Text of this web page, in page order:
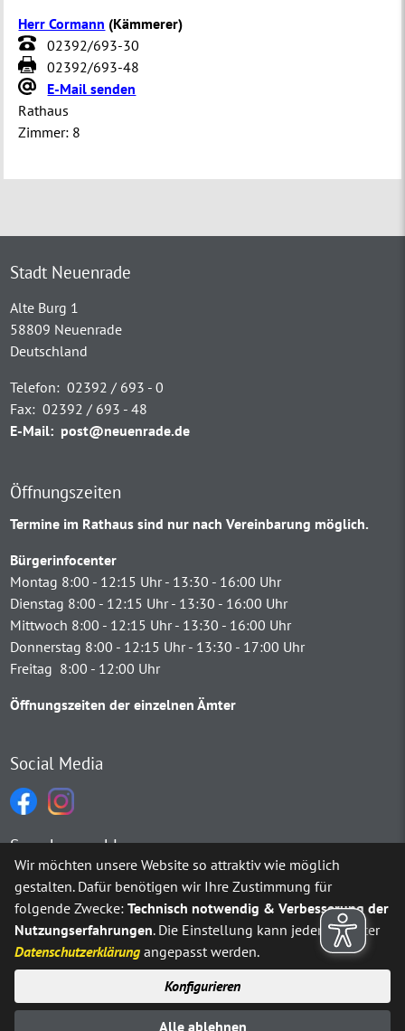
Herr Cormann (Kämmerer)
02392/693-30
02392/693-48
E-Mail senden
Rathaus
Zimmer: 8
Stadt Neuenrade
Alte Burg 1
58809 Neuenrade
Deutschland
Telefon: 02392 / 693 - 0
Fax: 02392 / 693 - 48
E-Mail: post@neuenrade.de
Öffnungszeiten
Termine im Rathaus sind nur nach Vereinbarung möglich.
Bürgerinfocenter
Montag 8:00 - 12:15 Uhr - 13:30 - 16:00 Uhr
Dienstag 8:00 - 12:15 Uhr - 13:30 - 16:00 Uhr
Mittwoch 8:00 - 12:15 Uhr - 13:30 - 16:00 Uhr
Donnerstag 8:00 - 12:15 Uhr - 13:30 - 17:00 Uhr
Freitag 8:00 - 12:00 Uhr
Öffnungszeiten der einzelnen Ämter
Social Media
Sprachauswahl
Möchten Sie vonGoogle Translate bereitgestellte externe
Ja Immer
Impressum Datenschutz
Wir möchten unsere Website so attraktiv wie möglich
gestalten. Dafür benötigen wir Ihre Zustimmung für
folgende Zwecke:Technisch notwendig & Verbesserung der
Nutzungserfahrungen. Die Einstellung kann jederzeit unter
Datenschutzerklärung angepasst werden.
Konfigurieren
Alle ablehnen